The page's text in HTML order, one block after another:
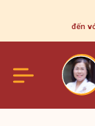
content
đến